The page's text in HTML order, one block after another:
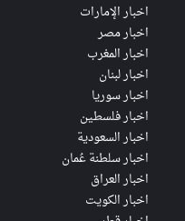
اخبار الإمارات
اخبار مصر
اخبار المغرب
اخبار لبنان
اخبار سوريا
اخبار فلسطين
اخبار السعودية
اخبار سلطنة عُمان
اخبار العراق
اخبار الكويت